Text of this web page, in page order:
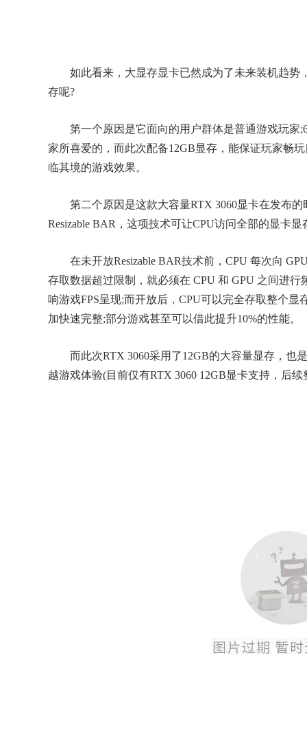
如此看来，大显存显卡已然成为了未来装机趋势
存呢?
第一个原因是它面向的用户群体是普通游戏玩家
家所喜爱的，而此次配备12GB显存，能保证玩家畅
临其境的游戏效果。
第二个原因是这款大容量RTX 3060显卡在发布
Resizable BAR，这项技术可让CPU访问全部的显卡
在未开放Resizable BAR技术前，CPU 每次向
存取数据超过限制，就必须在 CPU 和 GPU 之间进
响游戏FPS呈现;而开放后，CPU可以完全存取整个
加快速完整;部分游戏甚至可以借此提升10%的性能。
而此次RTX 3060采用了12GB的大容量显存，也
越游戏体验(目前仅有RTX 3060 12GB显卡支持，后